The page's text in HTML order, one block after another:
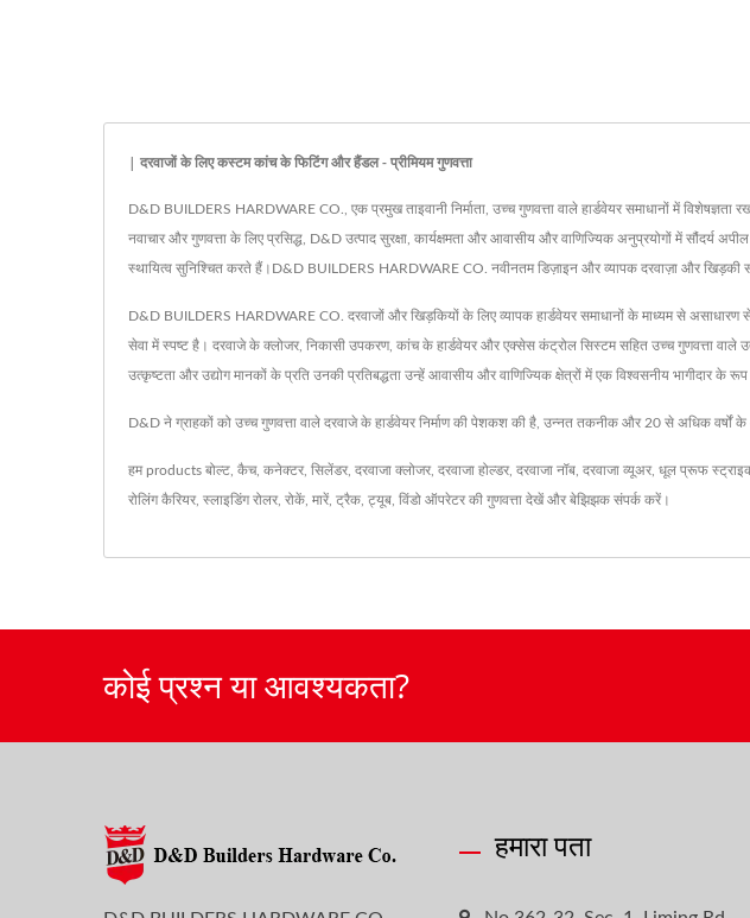
| दरवाजों के लिए कस्टम कांच के फिटिंग और हैंडल - प्रीमियम गुणवत्ता
D&D BUILDERS HARDWARE CO., एक प्रमुख ताइवानी निर्माता, उच्च गुणवत्ता वाले हार्डवेयर समाधानों में
नवाचार और गुणवत्ता के लिए प्रसिद्ध, D&D उत्पाद सुरक्षा, कार्यक्षमता और आवासीय और वाणिज्यिक अनुप्रयोगों में सौंदर्य
स्थायित्व सुनिश्चित करते हैं।D&D BUILDERS HARDWARE CO. नवीनतम डिज़ाइन और व्यापक दरवाज़ा और खिड़की
D&D BUILDERS HARDWARE CO. दरवाजों और खिड़कियों के लिए व्यापक हार्डवेयर समाधानों के माध्यम से असाधारण
सेवा में स्पष्ट है। दरवाजे के क्लोजर, निकासी उपकरण, कांच के हार्डवेयर और एक्सेस कंट्रोल सिस्टम सहित उच्च गुणवत्ता वाले
उत्कृष्टता और उद्योग मानकों के प्रति उनकी प्रतिबद्धता उन्हें आवासीय और वाणिज्यिक क्षेत्रों में एक विश्वसनीय भागीदार के
D&D ने ग्राहकों को उच्च गुणवत्ता वाले दरवाजे के हार्डवेयर निर्माण की पेशकश की है, उन्नत तकनीक और 20 से अधिक
हम products बोल्ट कैच, कनेक्टर, सिलेंडर, दरवाजा क्लोजर, दरवाजा होल्डर, दरवाजा नॉब दरवाजा व्यूअर, धूल प्रूफ
रोलिंग कैरियर, स्लाइडिंग रोलर, रोकें मारें, ट्रैक ट्यूब विंडो ऑपरेटरकी गुणवत्ता देखें और बेझिझक संपर्क करें।
कोई प्रश्न या आवश्यकता?
हमारा पता